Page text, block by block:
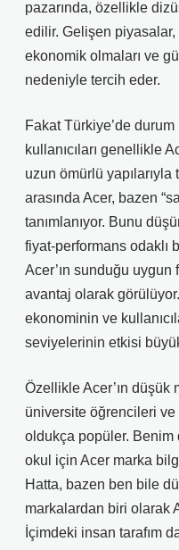
pazarında, özellikle
edilir. Gelişen
ekonomik olmaları ve
nedeniyle tercih eder.
Fakat Türkiye’de
kullanıcıları genellikle
uzun ömürlü yapılarıyla
arasında Acer, bazen
tanımlanıyor. Bunu
fiyat-performans odaklı
Acer’ın sunduğu uygun
avantaj olarak
ekonominin ve
seviyelerinin etkisi
Özellikle Acer’ın düşük
üniversite öğrencileri
oldukça popüler. Benim
okul için Acer marka
Hatta, bazen ben bile
markalardan biri olarak
İçimdeki insan tarafım